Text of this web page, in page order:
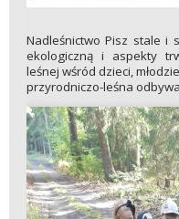
Nadleśnictwo Pisz stale i
ekologiczną i aspekty
leśnej wśród dzieci,
przyrodniczo-leśna